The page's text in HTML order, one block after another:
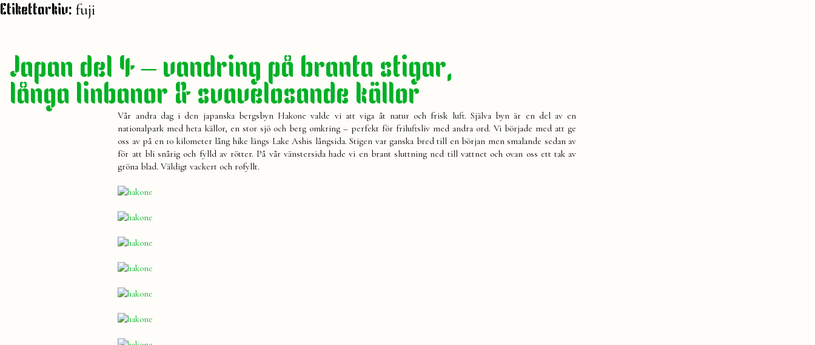
Etikettarkiv: fuji
Japan del 4 – vandring på branta stigar,
långa linbanor & svavelosande källor
Vår andra dag i den japanska bergsbyn Hakone valde vi att viga åt natur och frisk luft. Själva byn är en del av en
nationalpark med heta källor, en stor sjö och berg omkring – perfekt för friluftsliv med andra ord. Vi började med att ge
oss av på en 10 kilometer lång hike längs Lake Ashis långsida. Stigen var ganska bred till en början men smalande sedan av
för att bli snårig och fylld av rötter. På vår vänstersida hade vi en brant sluttning ned till vattnet och ovan oss ett tak av
gröna blad. Väldigt vackert och rofyllt.